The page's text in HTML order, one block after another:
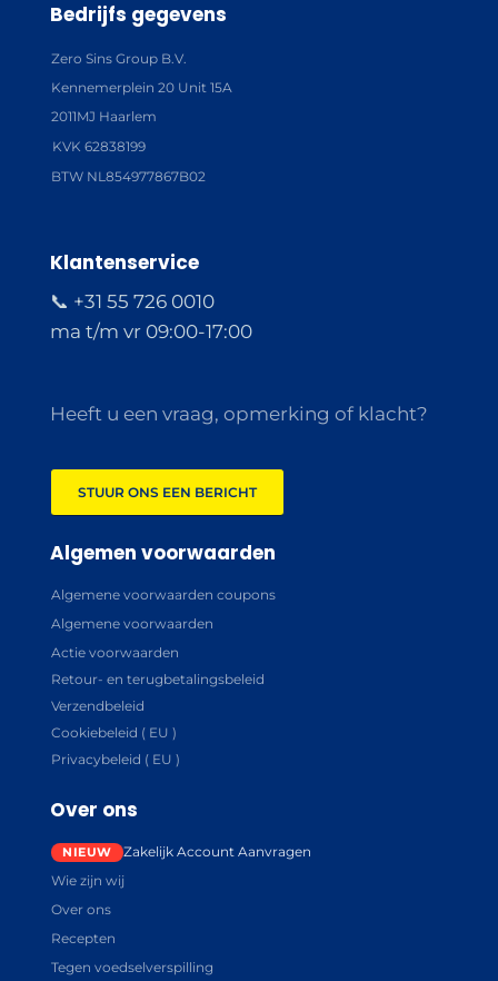
Bedrijfs gegevens
Zero Sins Group B.V.
Kennemerplein 20 Unit 15A
2011MJ Haarlem
KVK 62838199
BTW NL854977867B02
Klantenservice
📞 +31 55 726 0010
ma t/m vr 09:00-17:00
Heeft u een vraag, opmerking of klacht?
STUUR ONS EEN BERICHT
Algemen voorwaarden
Algemene voorwaarden coupons
Algemene voorwaarden
Actie voorwaarden
Retour- en terugbetalingsbeleid
Verzendbeleid
Cookiebeleid ( EU )
Privacybeleid ( EU )
Over ons
Zakelijk Account Aanvragen
Wie zijn wij
Over ons
Recepten
Tegen voedselverspilling